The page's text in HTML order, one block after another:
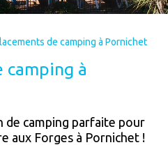
de camping à Pornichet
camping à
de camping parfaite pour
aux Forges à Pornichet !